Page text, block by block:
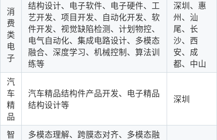
消
费
类
电
子
结构设计、电子软件、电子硬件、工
艺开发、项目开发、自动化开发、软
件开发、视觉缺陷检测、计划物控、
电气自动化、集成电路设计、多模态
融合、深度学习、机械控制、算法训
练等
深圳、惠
州、汕
尾、长
沙、西
安、成
都、中山
汽
车
精
品
汽车精品结构件产品开发、电子精品
结构设计等
深圳
智
多模态理解、跨膜态对齐、多模态融